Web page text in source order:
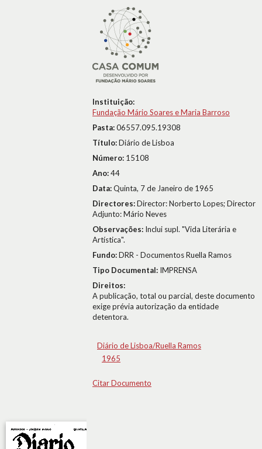
Instituição:
Fundação Mário Soares e Maria Barroso
Pasta:06557.095.19308
Título:Diário de Lisboa
Número: 15108
Ano:44
Data:Quinta, 7 de Janeiro de 1965
Directores:Director: Norberto Lopes; Director
Adjunto: Mário Neves
Observações: Inclui supl. "Vida Literária e
Artística".
Fundo:DRR - Documentos Ruella Ramos
Tipo Documental: IMPRENSA
Direitos:
A publicação, total ou parcial, deste documento
exige prévia autorização da entidade
detentora.
Diário de Lisboa/Ruella Ramos
1965
Citar Documento